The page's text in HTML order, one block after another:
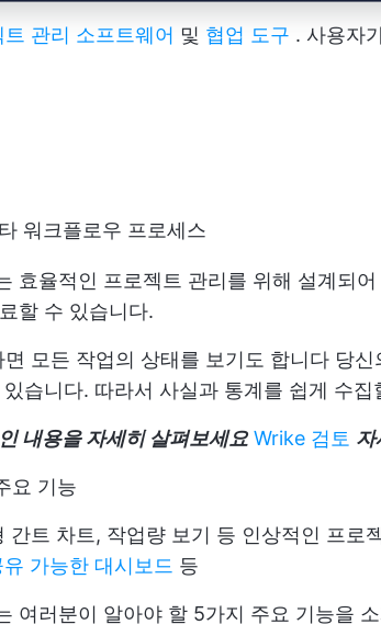
트 관리 소프트웨어 및 협업 도구 . 사용자
워크플로우 프로세스
효율적인 프로젝트 관리를 위해 설계되
할 수 있습니다.
모든 작업의 상태를 보기도 합니다 당신
습니다. 따라서 사실과 통계를 쉽게 수집
내용을 자세히 살펴보세요 Wrike 검토 자
요 기능
간트 차트, 작업량 보기 등 인상적인 프로
유 가능한 대시보드 등
여러분이 알아야 할 5가지 주요 기능을